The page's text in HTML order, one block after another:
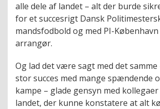
alle dele af landet – alt der burde
for et succesrigt Dansk
mandsfodbold og med PI-København
arrangør.
Og lad det være sagt med det samme
stor succes med mange spændende
kampe – glade gensyn med
landet, der kunne konstatere at alt